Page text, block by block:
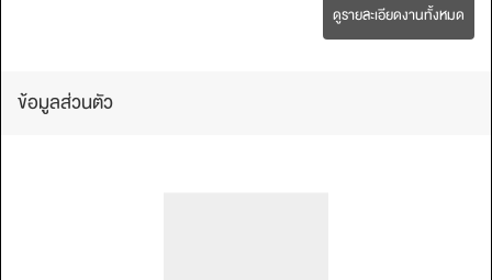
ดูรายละเอียดงานทั้งหมด
ข้อมูลส่วนตัว